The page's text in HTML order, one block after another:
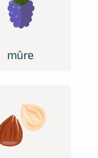
mûre